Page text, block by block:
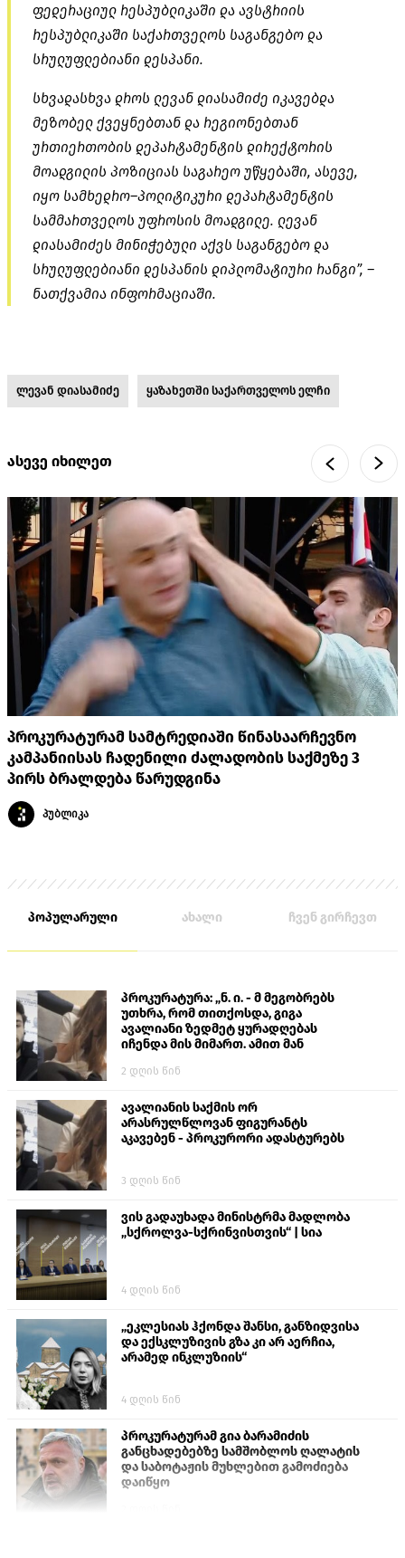
ფედერაციულ რესპუბლიკაში და ავსტრიის
რესპუბლიკაში საქართველოს საგანგებო და
სრულუფლებიანი დესპანი.
სხვადასხვა დროს ლევან დიასამიძე იკავებდა
მეზობელ ქვეყნებთან და რეგიონებთან
ურთიერთობის დეპარტამენტის დირექტორის
მოადგილის პოზიციას საგარეო უწყებაში, ასევე,
იყო სამხედრო–პოლიტიკური დეპარტამენტის
სამმართველოს უფროსის მოადგილე. ლევან
დიასამიძეს მინიჭებული აქვს საგანგებო და
სრულუფლებიანი დესპანის დიპლომატიური რანგი”, –
ნათქვამია ინფორმაციაში.
ლევან დიასამიძე ყაზახეთში საქართველოს ელჩი
ასევე იხილეთ
პროკურატურამ სამტრედიაში წინასაარჩევნო
კამპანიისას ჩადენილი ძალადობის საქმეზე 3
პირს ბრალდება წარუდგინა
პუბლიკა
პოპულარული ახალი ჩვენ გირჩევთ
პროკურატურა: „ნ. ი. - მ მეგობრებს
უთხრა, რომ თითქოსდა, გიგა
ავალიანი ზედმეტ ყურადღებას
იჩენდა მის მიმართ. ამით მან
თავს დასხმოდა გიგა ავალიანს“
2 დღის წინ
ავალიანის საქმის ორ
არასრულწლოვან ფიგურანტს
აკავებენ - პროკურორი ადასტურებს
3 დღის წინ
ვის გადაუხადა მინისტრმა მადლობა
„სქროლვა-სქრინვისთვის“ | სია
4 დღის წინ
„ეკლესიას ჰქონდა შანსი, განზიდვისა
და ექსკლუზივის გზა კი არ აერჩია,
არამედ ინკლუზიის“
4 დღის წინ
პროკურატურამ გია ბარამიძის
განცხადებებზე სამშობლოს ღალატის
და საბოტაჟის მუხლებით გამოძიება
დაიწყო